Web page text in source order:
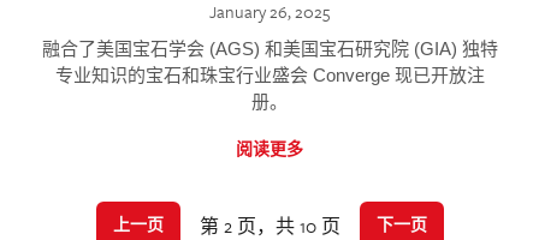
January 26, 2025
融合了美国宝石学会 (AGS) 和美国宝石研究院 (GIA) 独特
专业知识的宝石和珠宝行业盛会 Converge 现已开放注
册。
阅读更多
上一页 第 2 页，共 10 页 下一页